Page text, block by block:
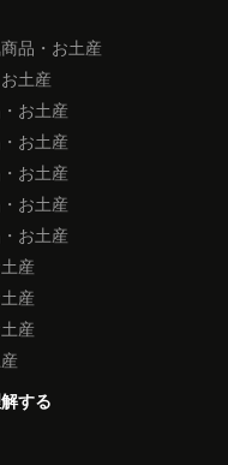
品・お土産
土産
お土産
お土産
お土産
お土産
お土産
産
産
産
する